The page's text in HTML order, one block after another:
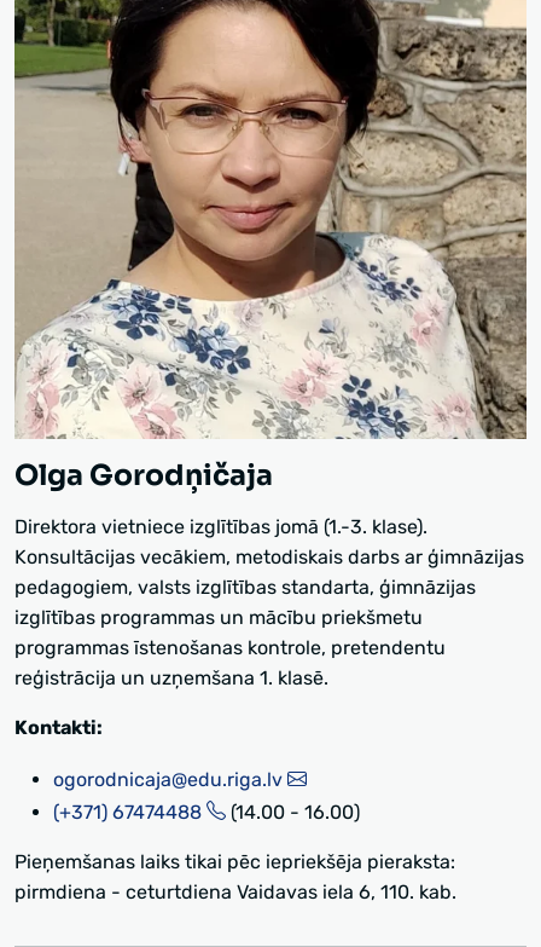
Olga Gorodņičaja
Direktora vietniece izglītības jomā (1.-3. klase).
Konsultācijas vecākiem, metodiskais darbs ar ģimnāzijas
pedagogiem, valsts izglītības standarta, ģimnāzijas
izglītības programmas un mācību priekšmetu
programmas īstenošanas kontrole, pretendentu
reģistrācija un uzņemšana 1. klasē.
Kontakti:
ogorodnicaja@edu.riga.lv
(+371) 67474488
(14.00 - 16.00)
Pieņemšanas laiks tikai pēc iepriekšēja pieraksta:
pirmdiena - ceturtdiena Vaidavas iela 6, 110. kab.